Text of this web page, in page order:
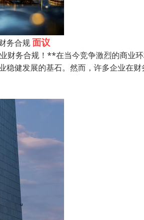
务合规面议
财务合规！**在当今竞争激烈的商业
稳健发展的基石。然而，许多企业在